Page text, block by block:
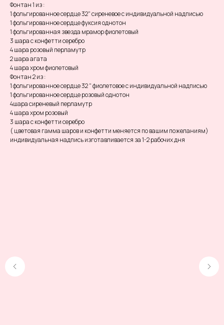
Фонтан 1 из :
1 фольгированное сердце 32" сиреневое с индивидуальной надписью
1 фольгированное сердце фуксия однотон
1 фольгированная звезда мрамор фиолетовый
3 шара с конфетти серебро
4 шара розовый перламутр
2 шара агата
4 шара хром фиолетовый
Фонтан 2 из :
1 фольгированное сердце 32 " фиолетовое с индивидуальной надписью
1 фольгированное сердце розовый однотон
4шара сиреневый перламутр
4 шара хром розовый
3 шара с конфетти серебро
( цветовая гамма шаров и конфетти меняется по вашим пожеланиям)
индивидуальная надпись изготавливается за 1-2 рабочих дня